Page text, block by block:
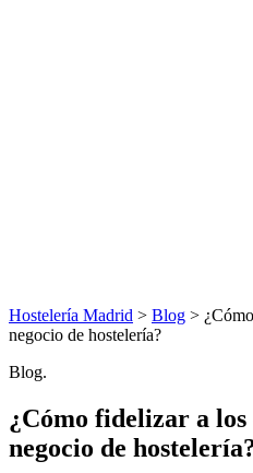
Hostelería Madrid > Blog >
negocio de hostelería?
Blog.
¿Cómo fidelizar a los
negocio de